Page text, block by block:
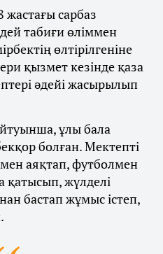
сарбаз
табиғи өліммен
өлтірілгеніне
қызмет кезінде қаза
әдейі жасырылып
ұлы бала
болған. Мектепті
аяқтап, футболмен
қатысып, жүлделі
бастап жұмыс істеп,